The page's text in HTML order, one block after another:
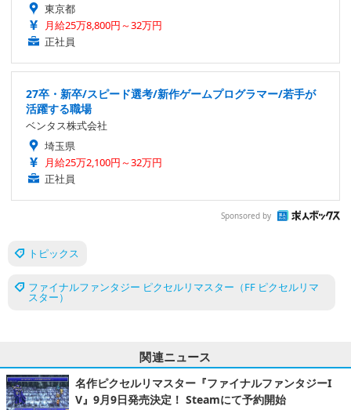
東京都
月給25万8,800円～32万円
正社員
27卒・新卒/スピード選考/新作ゲームプログラマー/若手が
活躍する職場
ベンタス株式会社
埼玉県
月給25万2,100円～32万円
正社員
Sponsored by
トピックス
ファイナルファンタジー ピクセルリマスター（FF ピクセルリマ
スター）
関連ニュース
名作ピクセルリマスター『ファイナルファンタジーI
V』9月9日発売決定！ Steamにて予約開始